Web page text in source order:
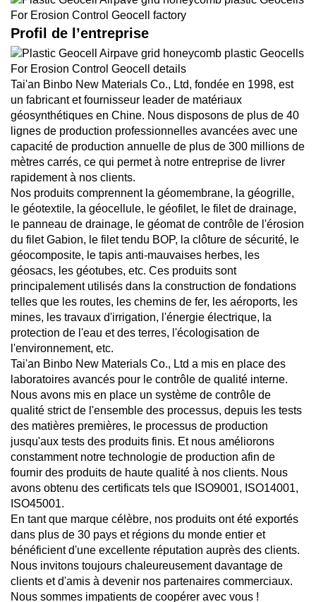
Profil de l’entreprise
Tai'an Binbo New Materials Co., Ltd, fondée en 1998, est
un fabricant et fournisseur leader de matériaux
géosynthétiques en Chine. Nous disposons de plus de 40
lignes de production professionnelles avancées avec une
capacité de production annuelle de plus de 300 millions de
mètres carrés, ce qui permet à notre entreprise de livrer
rapidement à nos clients.
Nos produits comprennent la géomembrane, la géogrille,
le géotextile, la géocellule, le géofilet, le filet de drainage,
le panneau de drainage, le géomat de contrôle de l'érosion
du filet Gabion, le filet tendu BOP, la clôture de sécurité, le
géocomposite, le tapis anti-mauvaises herbes, les
géosacs, les géotubes, etc. Ces produits sont
principalement utilisés dans la construction de fondations
telles que les routes, les chemins de fer, les aéroports, les
mines, les travaux d'irrigation, l'énergie électrique, la
protection de l'eau et des terres, l'écologisation de
l'environnement, etc.
Tai'an Binbo New Materials Co., Ltd a mis en place des
laboratoires avancés pour le contrôle de qualité interne.
Nous avons mis en place un système de contrôle de
qualité strict de l'ensemble des processus, depuis les tests
des matières premières, le processus de production
jusqu'aux tests des produits finis. Et nous améliorons
constamment notre technologie de production afin de
fournir des produits de haute qualité à nos clients. Nous
avons obtenu des certificats tels que ISO9001, ISO14001,
ISO45001.
En tant que marque célèbre, nos produits ont été exportés
dans plus de 30 pays et régions du monde entier et
bénéficient d'une excellente réputation auprès des clients.
Nous invitons toujours chaleureusement davantage de
clients et d'amis à devenir nos partenaires commerciaux.
Nous sommes impatients de coopérer avec vous !